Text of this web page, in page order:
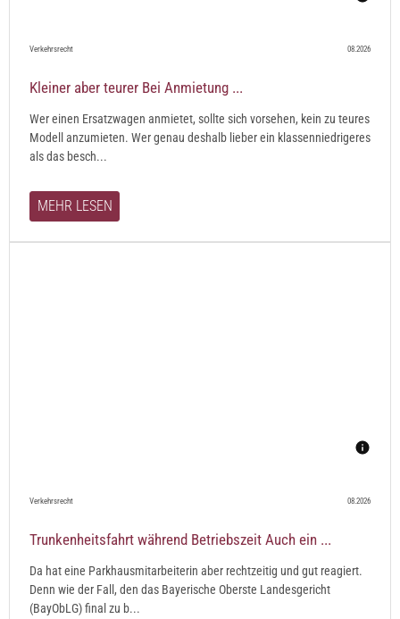
Verkehrsrecht 08.2026
Kleiner aber teurer Bei Anmietung ...
Wer einen Ersatzwagen anmietet, sollte sich vorsehen, kein zu teures
Modell anzumieten. Wer genau deshalb lieber ein klassenniedrigeres
als das besch...
MEHR LESEN
Verkehrsrecht 08.2026
Trunkenheitsfahrt während Betriebszeit Auch ein ...
Da hat eine Parkhausmitarbeiterin aber rechtzeitig und gut reagiert.
Denn wie der Fall, den das Bayerische Oberste Landesgericht
(BayObLG) final zu b...